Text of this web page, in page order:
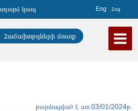
Հայ
Eng
կապ
Հաճախորդների մուտք
թարմացված է առ 03/01/2024թ.